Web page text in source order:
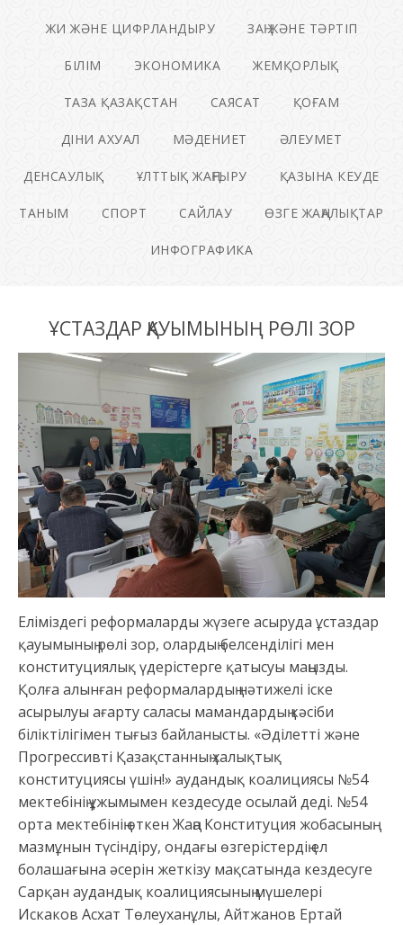
ЖИ ЖӘНЕ ЦИФРЛАНДЫРУ ЗАҢ ЖӘНЕ ТӘРТІП
БІЛІМ ЭКОНОМИКА ЖЕМҚОРЛЫҚ
ТАЗА ҚАЗАҚСТАН САЯСАТ ҚОҒАМ
ДІНИ АХУАЛ МӘДЕНИЕТ ӘЛЕУМЕТ
ДЕНСАУЛЫҚ ҰЛТТЫҚ ЖАҢҒЫРУ ҚАЗЫНА КЕУДЕ
ТАНЫМ СПОРТ САЙЛАУ ӨЗГЕ ЖАҢАЛЫҚТАР
ИНФОГРАФИКА
ҰСТАЗДАР ҚАУЫМЫНЫҢ РӨЛІ ЗОР
Еліміздегі реформаларды жүзеге асыруда ұстаздар
қауымының рөлі зор, олардың белсенділігі мен
конституциялық үдерістерге қатысуы маңызды.
Қолға алынған реформалардың нәтижелі іске
асырылуы ағарту саласы мамандардың кәсіби
біліктілігімен тығыз байланысты. «Әділетті және
Прогрессивті Қазақстанның халықтық
конституциясы үшін!» аудандық коалициясы №54
мектебінің ұжымымен кездесуде осылай деді. №54
орта мектебінің өткен Жаңа Конституция жобасының
мазмұнын түсіндіру, ондағы өзгерістердің ел
болашағына әсерін жеткізу мақсатында кездесуге
Сарқан аудандық коалициясының мүшелері
Искаков Асхат Төлеуханұлы, Айтжанов Ертай